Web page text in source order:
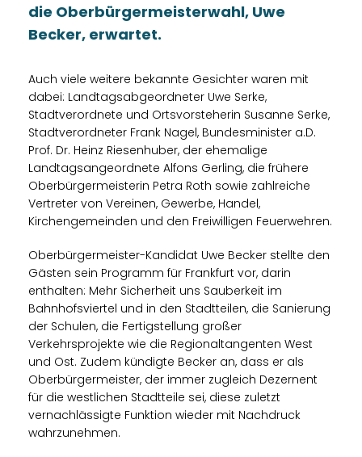
die Oberbürgermeisterwahl, Uwe
Becker, erwartet.
Auch viele weitere bekannte Gesichter waren mit
dabei: Landtagsabgeordneter Uwe Serke,
Stadtverordnete und Ortsvorsteherin Susanne Serke,
Stadtverordneter Frank Nagel, Bundesminister a.D.
Prof. Dr. Heinz Riesenhuber, der ehemalige
Landtagsangeordnete Alfons Gerling, die frühere
Oberbürgermeisterin Petra Roth sowie zahlreiche
Vertreter von Vereinen, Gewerbe, Handel,
Kirchengemeinden und den Freiwilligen Feuerwehren.
Oberbürgermeister-Kandidat Uwe Becker stellte den
Gästen sein Programm für Frankfurt vor, darin
enthalten: Mehr Sicherheit uns Sauberkeit im
Bahnhofsviertel und in den Stadtteilen, die Sanierung
der Schulen, die Fertigstellung großer
Verkehrsprojekte wie die Regionaltangenten West
und Ost. Zudem kündigte Becker an, dass er als
Oberbürgermeister, der immer zugleich Dezernent
für die westlichen Stadtteile sei, diese zuletzt
vernachlässigte Funktion wieder mit Nachdruck
wahrzunehmen.